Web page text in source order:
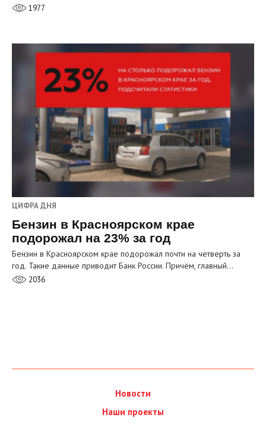
1977
ЦИФРА ДНЯ
Бензин в Красноярском крае
подорожал на 23% за год
Бензин в Красноярском крае подорожал почти на четверть за
год. Такие данные приводит Банк России. Причём, главный…
2036
Новости
Наши проекты